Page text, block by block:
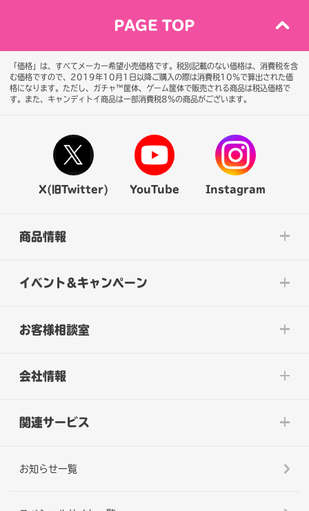
PAGE TOP
「価格」は、すべてメーカー希望小売価格です。税別記載のない価格は、消費税を含
む価格ですので、2019年10月1日以降ご購入の際は消費税10％で算出された価
格になります。 ただし、ガチャ™筐体、ゲーム筐体で販売される商品は税込価格で
す。また、キャンディトイ商品は一部消費税8％の商品がございます。
X(旧Twitter) YouTube Instagram
商品情報
イベント&キャンペーン
お客様相談室
会社情報
関連サービス
お知らせ一覧